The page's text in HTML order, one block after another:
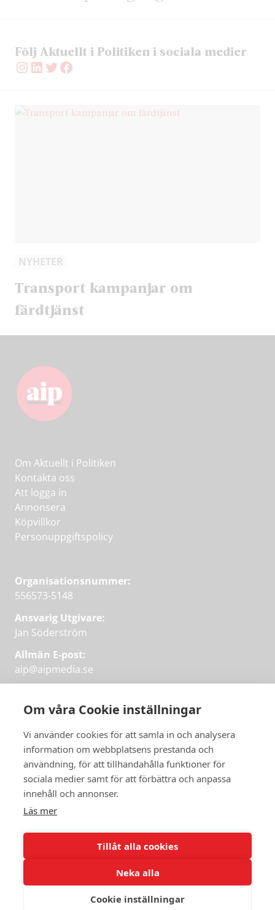
Om våra Cookie inställningar
Vi använder cookies för att samla in och analysera
information om webbplatsens prestanda och
användning, för att tillhandahålla funktioner för
sociala medier samt för att förbättra och anpassa
innehåll och annonser.
Läs mer
Tillåt alla cookies
Neka alla
Cookie inställningar
första månaden
gratis.
PRENUMERERA
Följ Aktuellt i Politiken i sociala medier
Instagram
LinkedIn
Twitter
Facebook
NYHETER
Transport kampanjar om
färdtjänst
Om Aktuellt i Politiken
Kontakta oss
Att logga in
Annonsera
Köpvillkor
Personuppgiftspolicy
Organisationsnummer:
556573-5148
Ansvarig Utgivare:
Jan Söderström
Allmän E-post:
aip@aipmedia.se
aip@flowyinfo.seeller 08-1210 60 40.
Instagram
LinkedIn
Twitter
Facebook
Få veckans bästa
artiklar på mejlen
PRENUMERERA
© 2026 Aktuellt i Politiken.